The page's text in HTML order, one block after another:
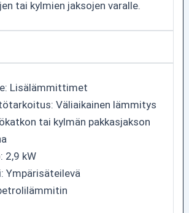
tai kylmien jaksojen varalle.
Lisälämmittimet
Väliaikainen lämmitys
tai kylmän pakkasjakson
2,9 kW
Ympärisäteilevä